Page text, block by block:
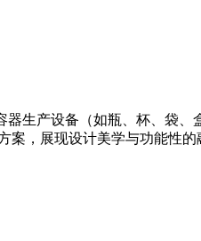
生产设备（如瓶、杯、袋
，展现设计美学与功能性